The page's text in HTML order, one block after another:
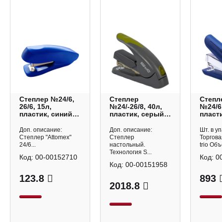
Степлер №24/6,
26/6, 15л,
пластик, синий
Доп. описание:
Степлер "Attomex"
24/6...
123.8
Код: 00-00152710
Степлер
№24/-26/8, 40л,
пластик, серый
KW-trio
Доп. описание:
Степлер
настольный.
Технология S...
2018.8
Код: 00-00151958
№24/
Mini
Шт. в
trio
893
Код: